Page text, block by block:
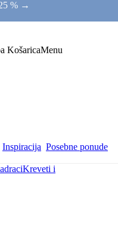
% →
KošaricaMenu
Inspiracija Posebne ponude
Kreveti i